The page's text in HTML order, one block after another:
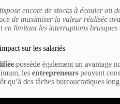
encore de stocks à écouler ou
de maximiser la valeur réalisée
en limitant les interruptions brusques
sur les salariés
possède également un avantage
les entrepreneurs peuvent
qu’à des tâches bureaucratiques